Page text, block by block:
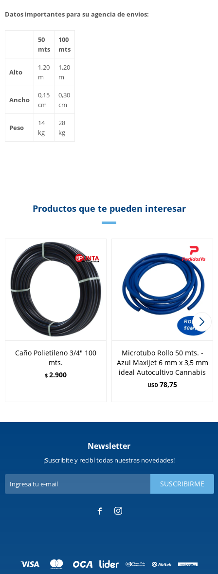
Datos importantes para su agencia de envios:
50
mts
100
mts
Alto
1,20
m
1,20
m
Ancho
0,15
cm
0,30
cm
Peso
14
kg
28
kg
Productos que te pueden interesar
Caño Polietileno 3/4" 100
mts.
$ 2.900
Microtubo Rollo 50 mts. -
Azul Maxijet 6 mm x 3,5 mm
ideal Autocultivo Cannabis
USD 78,75
Newsletter
¡Suscribite y recibí todas nuestras novedades!
SUSCRIBIRME
 